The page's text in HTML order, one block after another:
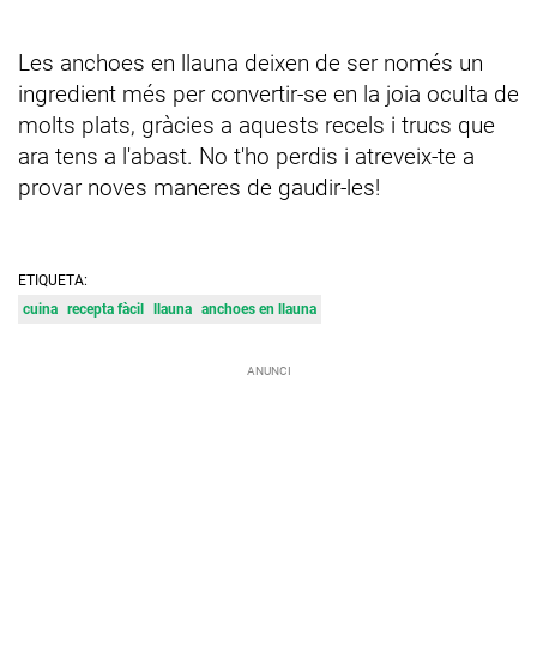
Les anchoes en llauna deixen de ser només un
ingredient més per convertir-se en la joia oculta de
molts plats, gràcies a aquests recels i trucs que
ara tens a l'abast. No t'ho perdis i atreveix-te a
provar noves maneres de gaudir-les!
ETIQUETA:
cuina recepta fàcil llauna anchoes en llauna